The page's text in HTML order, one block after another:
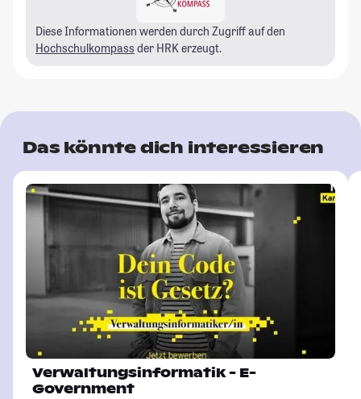
Diese Informationen werden durch Zugriff auf den
Hochschulkompass der HRK erzeugt.
Das könnte dich interessieren
Verwaltungsinformatik - E-
Government